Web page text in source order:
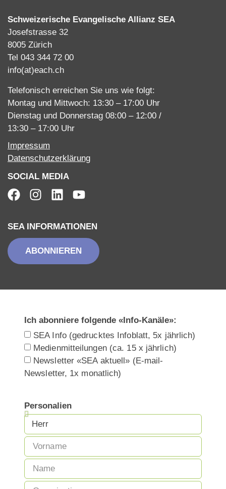
Schweizerische Evangelische Allianz SEA
Josefstrasse 32
8005 Zürich
Tel 043 344 72 00
info(at)each.ch
Telefonisch erreichen Sie uns wie folgt:
Montag und Mittwoch: 13:30 – 17:00 Uhr
Dienstag und Donnerstag 08:00 – 12:00 /
13:30 – 17:00 Uhr
Impressum
Datenschutzerklärung
SOCIAL MEDIA
SEA INFORMATIONEN
ABONNIEREN
Ich abonniere folgende «Info-Kanäle»:
SEA Info (gedrucktes Infoblatt, 5x jährlich)
Medienmitteilungen (ca. 15 x jährlich)
Newsletter «SEA aktuell» (E-mail-
Newsletter, 1x monatlich)
Personalien